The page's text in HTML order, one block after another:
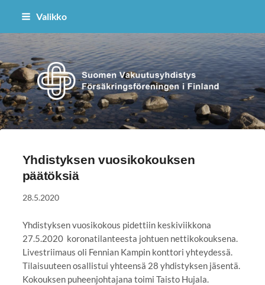
Siirry
sisältöön
Valikko
Suomen Vakuutusyhdistys ry
Yhdistyksen vuosikokouksen
päätöksiä
28.5.2020
Yhdistyksen vuosikokous pidettiin keskiviikkona
27.5.2020 koronatilanteesta johtuen nettikokouksena.
Livestriimaus oli Fennian Kampin konttori yhteydessä.
Tilaisuuteen osallistui yhteensä 28 yhdistyksen jäsentä.
Kokouksen puheenjohtajana toimi Taisto Hujala.